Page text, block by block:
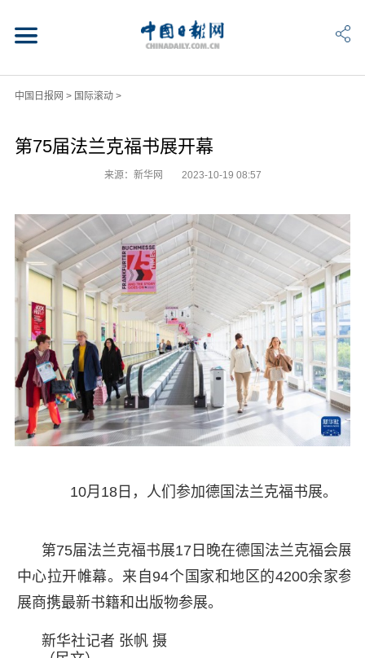
中国日报网 > 国际滚动>
第75届法兰克福书展开幕
来源：新华网 2023-10-19 08:57
10月18日，人们参加德国法兰克福书展。
第75届法兰克福书展17日晚在德国法兰克福会展
中心拉开帷幕。来自94个国家和地区的4200余家参
展商携最新书籍和出版物参展。
新华社记者 张帆 摄